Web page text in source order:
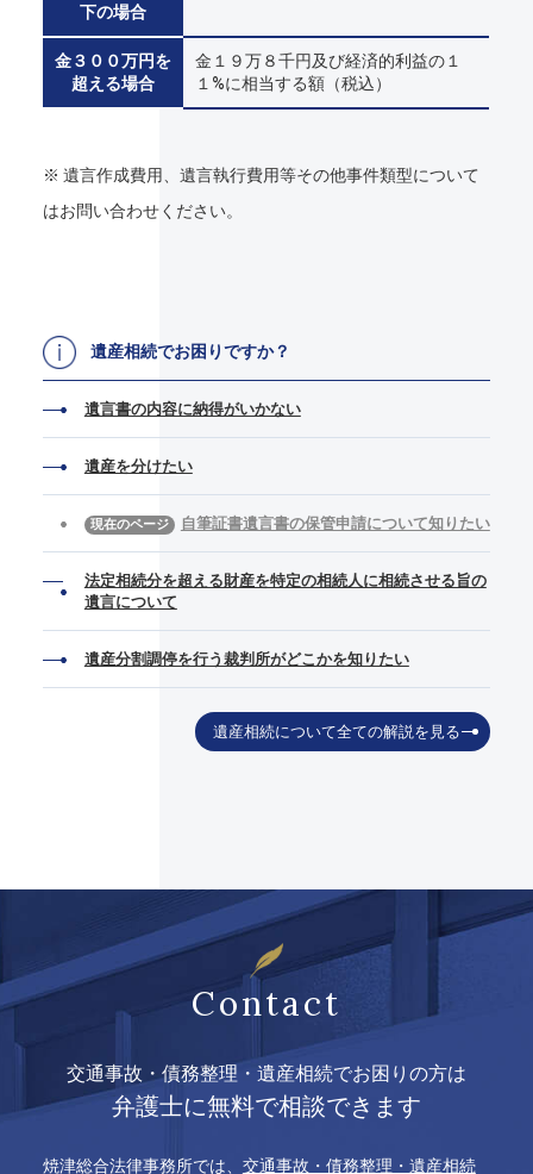
下の場合
金３００万円を
超える場合
金１９万８千円及び経済的利益の１
１%に相当する額（税込）
※ 遺言作成費用、遺言執行費用等その他事件類型について
はお問い合わせください。
遺産相続でお困りですか？
遺言書の内容に納得がいかない
遺産を分けたい
自筆証書遺言書の保管申請について知りたい
法定相続分を超える財産を特定の相続人に相続させる旨の
遺言について
遺産分割調停を行う裁判所がどこかを知りたい
遺産相続について全ての解説を見る
Contact
交通事故・債務整理・遺産相続でお困りの方は
弁護士に無料で相談できます
焼津総合法律事務所では、 交通事故・債務整理・遺産相続